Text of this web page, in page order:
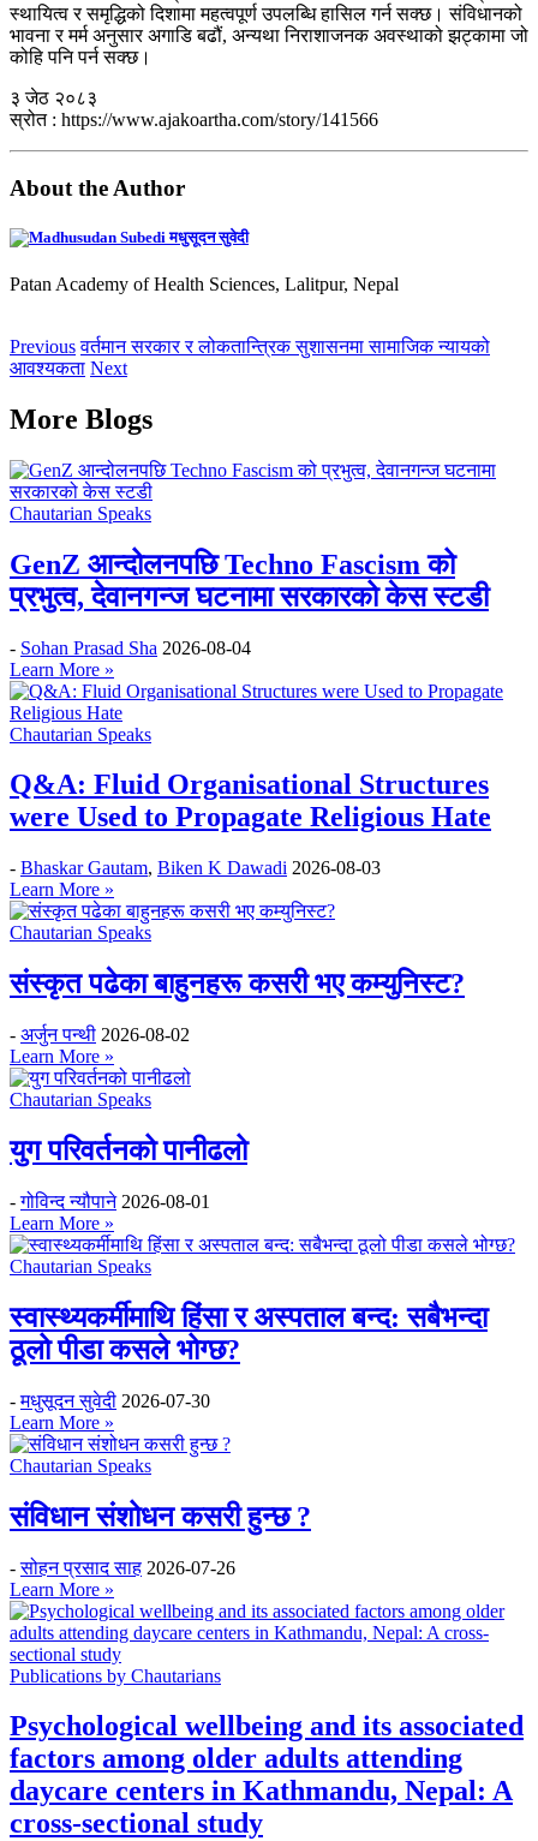
स्थायित्व र समृद्धिको दिशामा महत्वपूर्ण उपलब्धि हासिल गर्न सक्छ। संविधानको
भावना र मर्म अनुसार अगाडि बढौं, अन्यथा निराशाजनक अवस्थाको झट्कामा जो
कोहि पनि पर्न सक्छ।
३ जेठ २०८३
स्रोत : https://www.ajakoartha.com/story/141566
About the Author
मधुसूदन सुवेदी
Patan Academy of Health Sciences, Lalitpur, Nepal
Previous वर्तमान सरकार र लोकतान्त्रिक सुशासनमा सामाजिक न्यायको
आवश्यकता Next
More Blogs
Chautarian Speaks
GenZ आन्दोलनपछि Techno Fascism को
प्रभुत्व, देवानगन्ज घटनामा सरकारको केस स्टडी
- Sohan Prasad Sha 2026-08-04
Learn More »
Chautarian Speaks
Q&A: Fluid Organisational Structures
were Used to Propagate Religious Hate
- Bhaskar Gautam, Biken K Dawadi 2026-08-03
Learn More »
Chautarian Speaks
संस्कृत पढेका बाहुनहरू कसरी भए कम्युनिस्ट?
- अर्जुन पन्थी 2026-08-02
Learn More »
Chautarian Speaks
युग परिवर्तनको पानीढलो
-गोविन्द न्यौपाने 2026-08-01
Learn More »
Chautarian Speaks
स्वास्थ्यकर्मीमाथि हिंसा र अस्पताल बन्द: सबैभन्दा
ठूलो पीडा कसले भोग्छ?
-मधुसूदन सुवेदी 2026-07-30
Learn More »
Chautarian Speaks
संविधान संशोधन कसरी हुन्छ ?
-सोहन प्रसाद साह 2026-07-26
Learn More »
Publications by Chautarians
Psychological wellbeing and its associated
factors among older adults attending
daycare centers in Kathmandu, Nepal: A
cross-sectional study